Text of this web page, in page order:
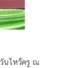
นไหว้ครู ณ